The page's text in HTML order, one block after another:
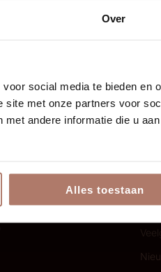
Over
social media te bieden en
site met onze partners voor
andere informatie die u
Alles toestaan
basisopleiding